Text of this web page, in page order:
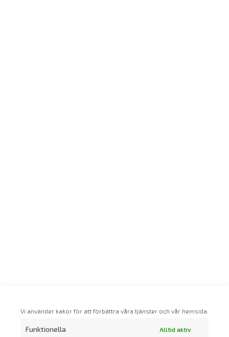
Vi använder kakor för att förbättra våra tjänster och vår hemsida.
Funktionella Alltid aktiv